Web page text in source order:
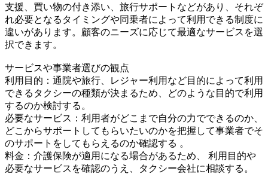
支援、買い物の付き添い、旅行サポートなどがあり、それぞ
れ必要となるタイミングや同乗者によって利用できる制度に
違いがあります。顧客のニーズに応じて最適なサービスを選
択できます。
サービスや事業者選びの観点
利用目的：通院や旅行、レジャー利用など目的によって利用
できるタクシーの種類が決まるため、どのような目的で利用
するのか検討する。
必要なサービス：利用者がどこまで自分の力でできるのか、
どこからサポートしてもらいたいのかを把握して事業者でそ
のサポートをしてもらえるのか確認する 。
料金：介護保険が適用になる場合があるため、 利用目的や
必要なサービスを確認のうえ、タクシー会社に相談する。